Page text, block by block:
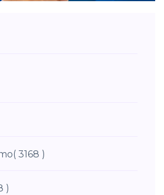
( 3168 )
)